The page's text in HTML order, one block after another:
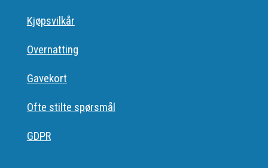
Kjøpsvilkår
Overnatting
Gavekort
Ofte stilte spørsmål
GDPR